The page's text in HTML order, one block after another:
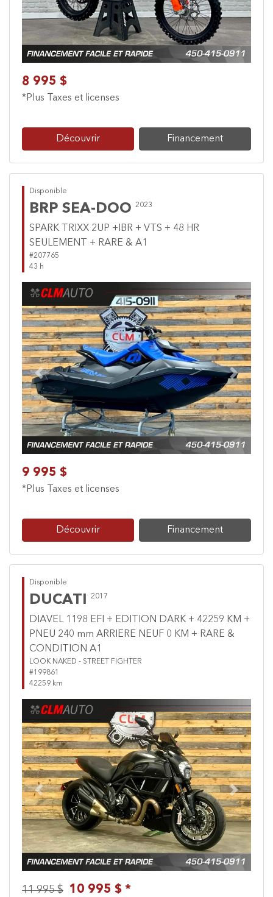
8 995 $
*Plus Taxes et licenses
Découvrir Financement
Disponible
BRP SEA-DOO 2023
SPARK TRIXX 2UP +IBR + VTS + 48 HR
SEULEMENT + RARE & A1
#207765
43 h
Previous Next
9 995 $
*Plus Taxes et licenses
Découvrir Financement
Disponible
DUCATI 2017
DIAVEL 1198 EFI + EDITION DARK + 42259 KM +
PNEU 240 mm ARRIERE NEUF 0 KM + RARE &
CONDITION A1
LOOK NAKED - STREET FIGHTER
#199861
42259 km
Previous Next
11 995 $ 10 995 $ *